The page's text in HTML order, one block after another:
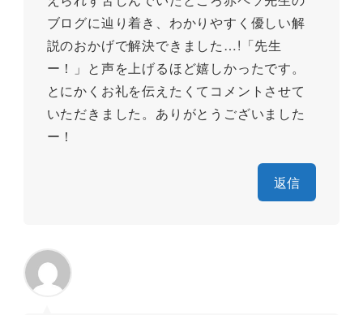
ブログに辿り着き、わかりやすく優しい解
説のおかげで解決できました…!「先生
ー！」と声を上げるほど嬉しかったです。
とにかくお礼を伝えたくてコメントさせて
いただきました。ありがとうございました
ー！
返信